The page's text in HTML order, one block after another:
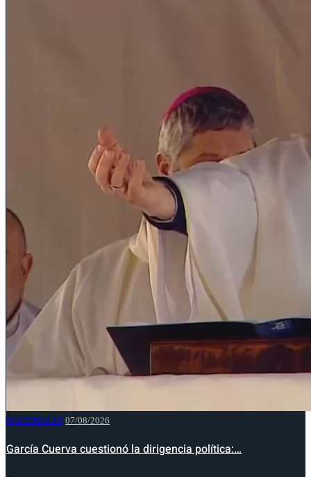
NACIONALES 07/08/2026
García Cuerva cuestionó la dirigencia política:…